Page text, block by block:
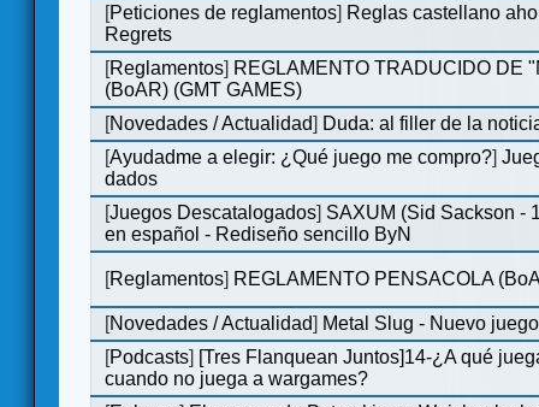
[Peticiones de reglamentos] Reglas castellano
Regrets
[Reglamentos] REGLAMENTO TRADUCIDO DE
(BoAR) (GMT GAMES)
[Novedades / Actualidad] Duda: al filler de la
[Ayudadme a elegir: ¿Qué juego me compro?]
dados
[Juegos Descatalogados] SAXUM (Sid Sackson -
en español - Rediseño sencillo ByN
[Reglamentos] REGLAMENTO PENSACOLA
[Novedades / Actualidad] Metal Slug - Nuevo
[Podcasts] [Tres Flanquean Juntos]14-¿A qué
cuando no juega a wargames?